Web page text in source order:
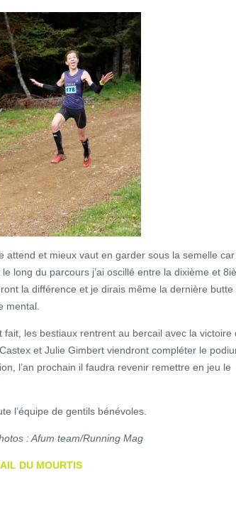
attend et mieux vaut en garder sous la semelle car
long du parcours j’ai oscillé entre la dixième et
la différence et je dirais même la dernière butte
mental.
fait, les bestiaux rentrent au bercail avec la victoire
et Julie Gimbert viendront compléter le
l’an prochain il faudra revenir remettre en jeu le
l’équipe de gentils bénévoles.
: Afum team/Running Mag
DU MOURTIS